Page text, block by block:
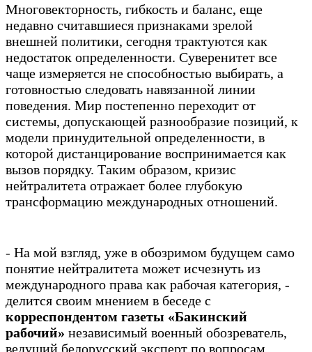
Многовекторность, гибкость и баланс, еще
недавно считавшиеся признаками зрелой
внешней политики, сегодня трактуются как
недостаток определенности. Суверенитет все
чаще измеряется не способностью выбирать, а
готовностью следовать навязанной линии
поведения. Мир постепенно переходит от
системы, допускающей разнообразие позиций, к
модели принудительной определенности, в
которой дистанцирование воспринимается как
вызов порядку. Таким образом, кризис
нейтралитета отражает более глубокую
трансформацию международных отношений.
- На мой взгляд, уже в обозримом будущем само
понятие нейтралитета может исчезнуть из
международного права как рабочая категория, -
делится своим мнением в беседе с
корреспондентом газеты «Бакинский
рабочий» независимый военный обозреватель,
ведущий белорусский эксперт по вопросам